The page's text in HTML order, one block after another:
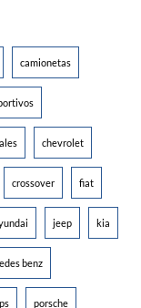
camionetas
chevrolet
crossover fiat
jeep kia
benz
porsche